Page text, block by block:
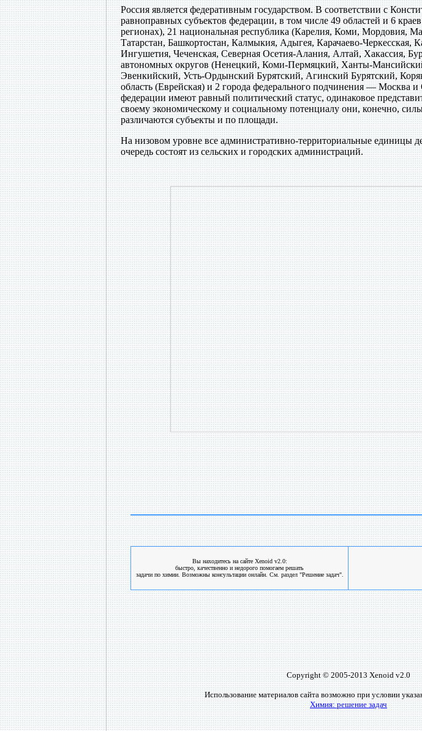
Россия является федеративным государством. В соответствии с
равноправных субъектов федерации, в том числе 49 областей и 6
регионах), 21 национальная республика (Карелия, Коми, Мордовия,
Татарстан, Башкортостан, Калмыкия, Адыгея, Карачаево-Черкесская,
Ингушетия, Чеченская, Северная Осетия-Алания, Алтай, Хакассия,
автономных округов (Ненецкий, Коми-Пермяцкий, Ханты-
Эвенкийский, Усть-Ордынский Бурятский, Агинский Бурятский,
область (Еврейская) и 2 города федерального подчинения — Москва и
федерации имеют равный политический статус, одинаковое
своему экономическому и социальному потенциалу они, конечно,
различаются субъекты и по площади.
На низовом уровне все административно-территориальные единицы
очередь состоят из сельских и городских администраций.
Вы находитесь на сайте Xenoid v2.0:
быстро, качественно и недорого помогаем решать
задачи по химии. Возможны консультации онлайн. См. раздел "Решение задач".
Copyright © 2005-2013 Xenoid v2.0
Использование материалов сайта возможно при условии
Химия: решение задач